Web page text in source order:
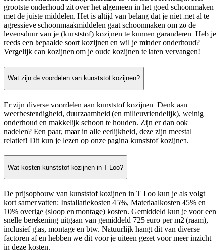
grootste onderhoud zit over het algemeen in het goed schoonmaken
met de juiste middelen. Het is altijd van belang dat je niet met al te
agressieve schoonmaakmiddelen gaat schoonmaken om zo de
levensduur van je (kunststof) kozijnen te kunnen garanderen. Heb je
reeds een bepaalde soort kozijnen en wil je minder onderhoud?
Vergelijk dan kozijnen om je oude kozijnen te laten vervangen!
Wat zijn de voordelen van kunststof kozijnen?
Er zijn diverse voordelen aan kunststof kozijnen. Denk aan
weerbestendigheid, duurzaamheid (en milieuvriendelijk), weinig
onderhoud en makkelijk schoon te houden. Zijn er dan ook
nadelen? Een paar, maar in alle eerlijkheid, deze zijn meestal
relatief! Dit kun je lezen op onze pagina kunststof kozijnen.
Wat kosten kunststof kozijnen in T Loo?
De prijsopbouw van kunststof kozijnen in T Loo kun je als volgt
kort samenvatten: Installatiekosten 45%, Materiaalkosten 45% en
10% overige (sloop en montage) kosten. Gemiddeld kun je voor een
snelle berekening uitgaan van gemiddeld 725 euro per m2 (raam),
inclusief glas, montage en btw. Natuurlijk hangt dit van diverse
factoren af en hebben we dit voor je uiteen gezet voor meer inzicht
in deze kosten.